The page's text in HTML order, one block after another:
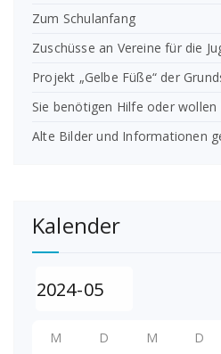
Zum Schulanfang
Zuschüsse an Vereine für die
Projekt „Gelbe Füße“ der
Sie benötigen Hilfe oder wollen
Alte Bilder und Informationen
Kalender
M D M D